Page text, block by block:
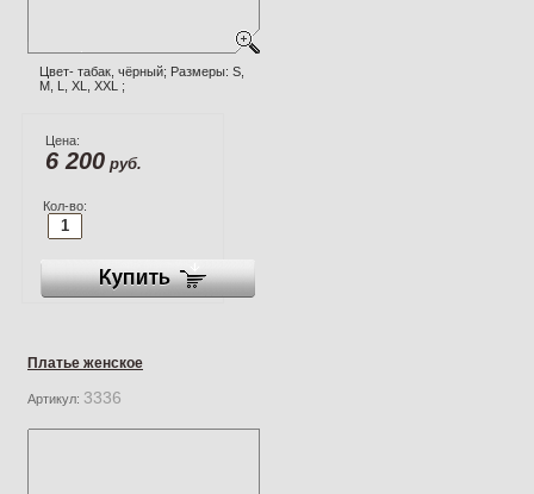
Цвет- табак, чёрный; Размеры: S,
M, L, XL, XXL ;
Цена:
6 200 руб.
Кол-во:
Платье женское
Артикул: 3336